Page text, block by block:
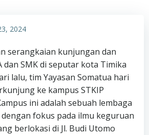
2024
serangkaian kunjungan dan
dan SMK di seputar kota Timika
lalu, tim Yayasan Somatua hari
ke kampus STKIP
ini adalah sebuah lembaga
fokus pada ilmu keguruan
berlokasi di Jl. Budi Utomo